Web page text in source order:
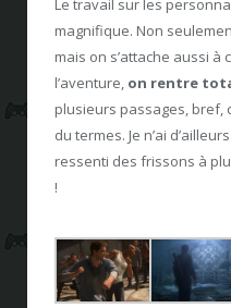
Le travail sur les
magnifique. Non
mais on s’attache aussi à
l’aventure, on rentre
plusieurs passages, bref,
du termes. Je n’ai
ressenti des frissons à
!